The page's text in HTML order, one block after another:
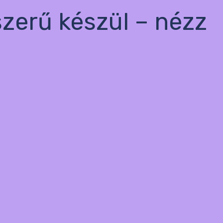
készül – nézz